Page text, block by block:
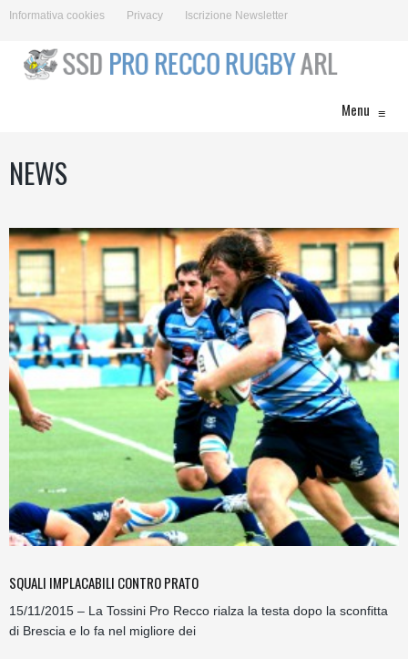
Informativa cookies Privacy Iscrizione Newsletter
Menu ≡
NEWS
SQUALI IMPLACABILI CONTRO PRATO
15/11/2015 – La Tossini Pro Recco rialza la testa dopo la sconfitta
di Brescia e lo fa nel migliore dei